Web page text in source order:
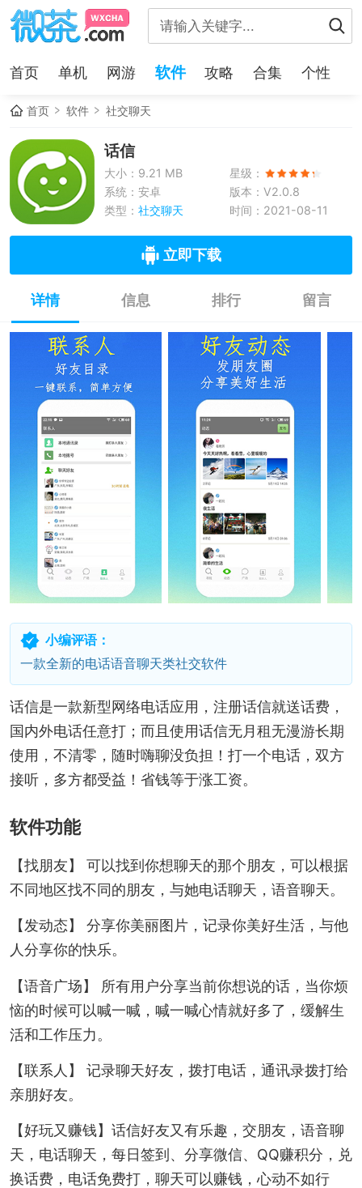
首页 单机 网游 软件 攻略 合集 个性
首页 软件 社交聊天
话信
大小：9.21 MB
星级：
系统：安卓
版本：V2.0.8
类型： 社交聊天 时间：2021-08-11
立即下载
详情 信息 排行 留言
小编评语：
一款全新的电话语音聊天类社交软件
话信是一款新型网络电话应用，注册话信就送话费，
国内外电话任意打；而且使用话信无月租无漫游长期
使用，不清零，随时嗨聊没负担！打一个电话，双方
接听，多方都受益！省钱等于涨工资。
软件功能
【找朋友】 可以找到你想聊天的那个朋友，可以根据
不同地区找不同的朋友，与她电话聊天，语音聊天。
【发动态】 分享你美丽图片，记录你美好生活，与他
人分享你的快乐。
【语音广场】 所有用户分享当前你想说的话，当你烦
恼的时候可以喊一喊，喊一喊心情就好多了，缓解生
活和工作压力。
【联系人】 记录聊天好友，拨打电话，通讯录拨打给
亲朋好友。
【好玩又赚钱】话信好友又有乐趣，交朋友，语音聊
天，电话聊天，每日签到、分享微信、QQ赚积分，兑
换话费，电话免费打，聊天可以赚钱，心动不如行